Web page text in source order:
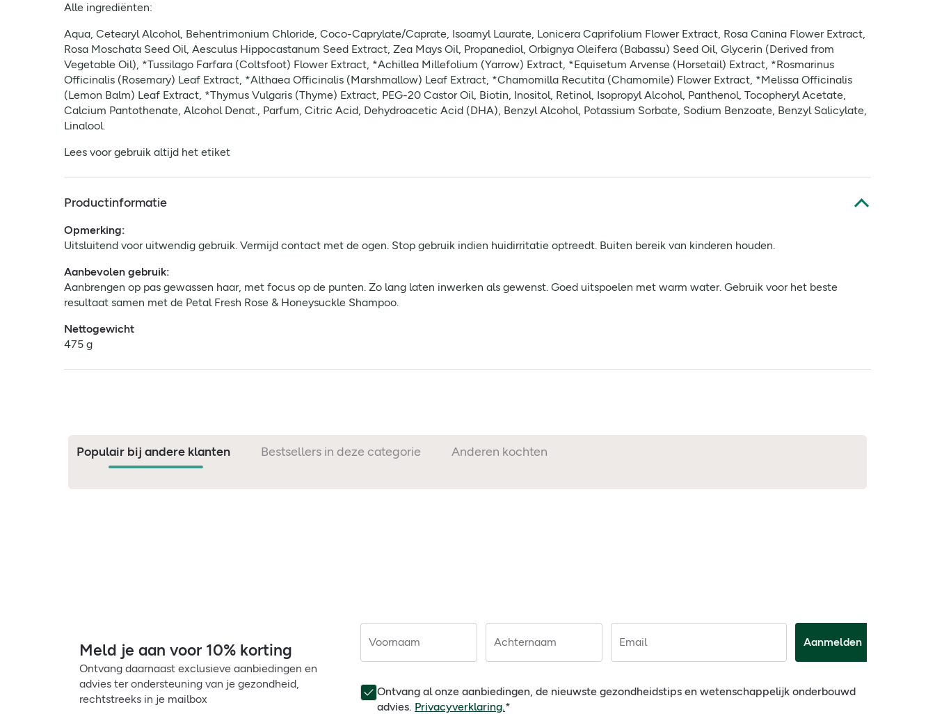
Alle ingrediënten:
Aqua, Cetearyl Alcohol, Behentrimonium Chloride, Coco-Caprylate/Caprate, Isoamyl Laurate, Lonicera Caprifolium Flower Extract, Rosa Canina Flower Extract,
Rosa Moschata Seed Oil, Aesculus Hippocastanum Seed Extract, Zea Mays Oil, Propanediol, Orbignya Oleifera (Babassu) Seed Oil, Glycerin (Derived from
Vegetable Oil), *Tussilago Farfara (Coltsfoot) Flower Extract, *Achillea Millefolium (Yarrow) Extract, *Equisetum Arvense (Horsetail) Extract, *Rosmarinus
Officinalis (Rosemary) Leaf Extract, *Althaea Officinalis (Marshmallow) Leaf Extract, *Chamomilla Recutita (Chamomile) Flower Extract, *Melissa Officinalis
(Lemon Balm) Leaf Extract, *Thymus Vulgaris (Thyme) Extract, PEG-20 Castor Oil, Biotin, Inositol, Retinol, Isopropyl Alcohol, Panthenol, Tocopheryl Acetate,
Calcium Pantothenate, Alcohol Denat., Parfum, Citric Acid, Dehydroacetic Acid (DHA), Benzyl Alcohol, Potassium Sorbate, Sodium Benzoate, Benzyl Salicylate,
Linalool.
Lees voor gebruik altijd het etiket
Productinformatie
Opmerking:
Uitsluitend voor uitwendig gebruik. Vermijd contact met de ogen. Stop gebruik indien huidirritatie optreedt. Buiten bereik van kinderen houden.
Aanbevolen gebruik:
Aanbrengen op pas gewassen haar, met focus op de punten. Zo lang laten inwerken als gewenst. Goed uitspoelen met warm water. Gebruik voor het beste
resultaat samen met de Petal Fresh Rose & Honeysuckle Shampoo.
Nettogewicht
475 g
Populair bij andere klanten Bestsellers in deze categorie Anderen kochten ook
Meld je aan voor 10% korting
Ontvang daarnaast exclusieve aanbiedingen en
advies ter ondersteuning van je gezondheid,
rechtstreeks in je mailbox
Voornaam Achternaam Email Aanmelden
Ontvang al onze aanbiedingen, de nieuwste gezondheidstips en wetenschappelijk onderbouwd
advies. Privacyverklaring.*